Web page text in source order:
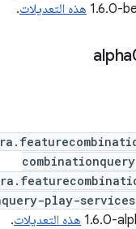
هذه التعديلات.
play-
هذه التعديلات.